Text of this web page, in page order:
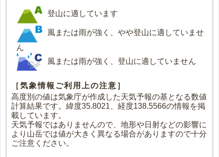
登山に適しています
風または雨が強く、やや登山に適していませ
ん
風または雨が強く、登山に適していません
［気象情報ご利用上の注意］
高度別の値は気象庁が作成した天気予報の基となる数値
計算結果です。緯度35.8021、経度138.5566の情報を掲
載しています。
天気予報ではありませんので、地形や日射などの影響に
より山岳では値が大きく異なる場合がありますので十分
ご注意ください。